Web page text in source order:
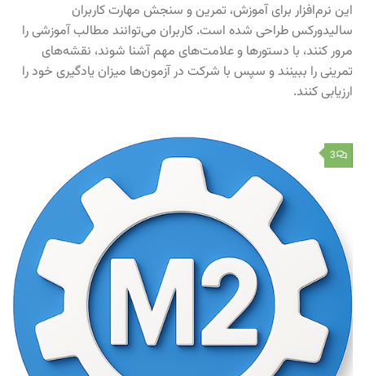
این نرم‌افزار برای آموزش، تمرین و سنجش مهارت کاربران
سالیدورکس طراحی شده است. کاربران می‌توانند مطالب آموزشی را
مرور کنند، با دستورها و علامت‌های مهم آشنا شوند، نقشه‌های
تمرینی را ببینند و سپس با شرکت در آزمون‌ها میزان یادگیری خود را
ارزیابی کنند.
3